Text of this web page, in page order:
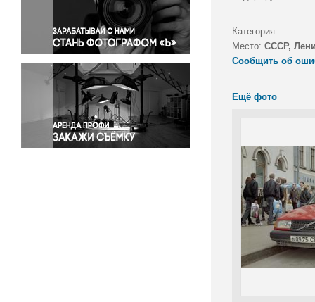
Правосудие
Происшествия и конфликты
Религия
Светская жизнь
Спорт
Экология
Экономика и бизнес
Категория:
Место: СССР,
Сообщить об
Ещё фото